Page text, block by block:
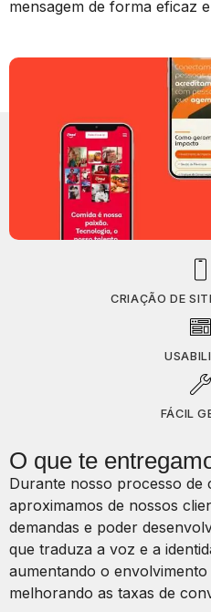
mensagem de forma eficaz
CRIAÇÃO DE
FÁCIL
O que te
Durante nosso processo de
aproximamos de nossos
demandas e poder
que traduza a voz e a
aumentando o
melhorando as taxas de